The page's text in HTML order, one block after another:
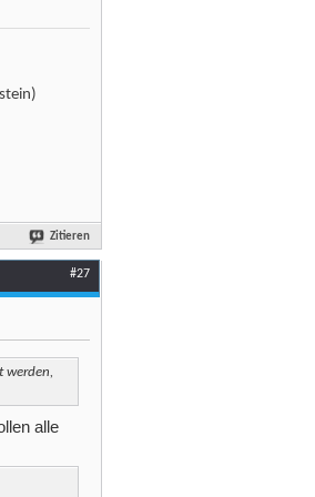
Zitieren
#27
werden,
alle